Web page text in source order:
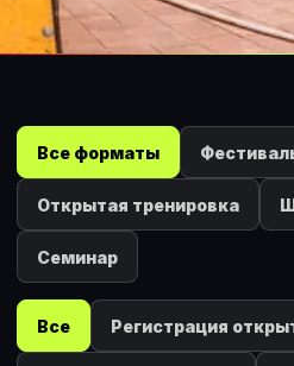
Календарь событий
Все форматы
Открытая тренировка
Семинар
Все Регистрация